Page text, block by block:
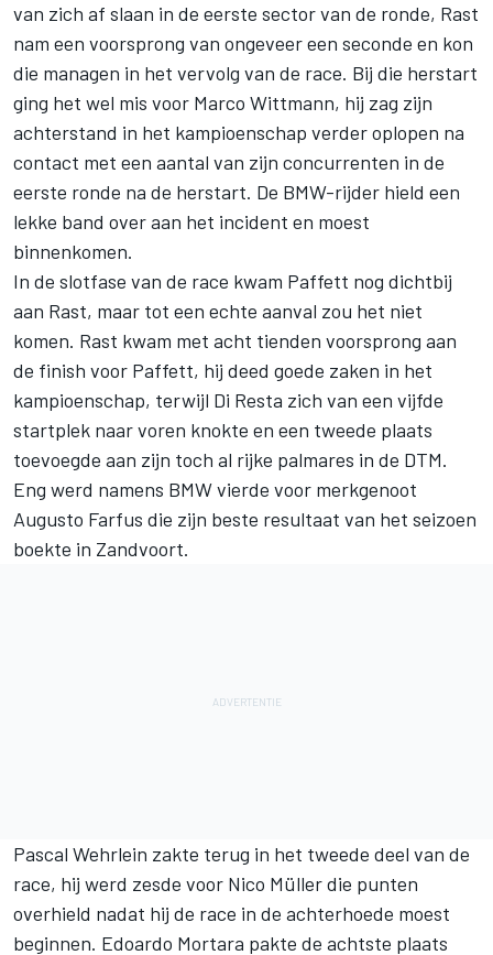
van zich af slaan in de eerste sector van de ronde, Rast
nam een voorsprong van ongeveer een seconde en kon
die managen in het vervolg van de race. Bij die herstart
ging het wel mis voor Marco Wittmann, hij zag zijn
achterstand in het kampioenschap verder oplopen na
contact met een aantal van zijn concurrenten in de
eerste ronde na de herstart. De BMW-rijder hield een
lekke band over aan het incident en moest
binnenkomen.
In de slotfase van de race kwam Paffett nog dichtbij
aan Rast, maar tot een echte aanval zou het niet
komen. Rast kwam met acht tienden voorsprong aan
de finish voor Paffett, hij deed goede zaken in het
kampioenschap, terwijl Di Resta zich van een vijfde
startplek naar voren knokte en een tweede plaats
toevoegde aan zijn toch al rijke palmares in de DTM.
Eng werd namens BMW vierde voor merkgenoot
Augusto Farfus die zijn beste resultaat van het seizoen
boekte in Zandvoort.
Pascal Wehrlein zakte terug in het tweede deel van de
race, hij werd zesde voor Nico Müller die punten
overhield nadat hij de race in de achterhoede moest
beginnen. Edoardo Mortara pakte de achtste plaats